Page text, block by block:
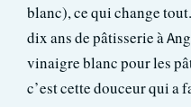
blanc), ce qui change
dix ans de pâtisserie à
vinaigre blanc pour les
c’est cette douceur qui a